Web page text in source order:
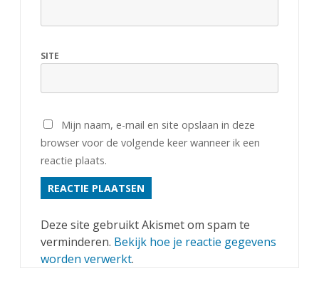
SITE
Mijn naam, e-mail en site opslaan in deze
browser voor de volgende keer wanneer ik een
reactie plaats.
Deze site gebruikt Akismet om spam te
verminderen. Bekijk hoe je reactie gegevens
worden verwerkt.